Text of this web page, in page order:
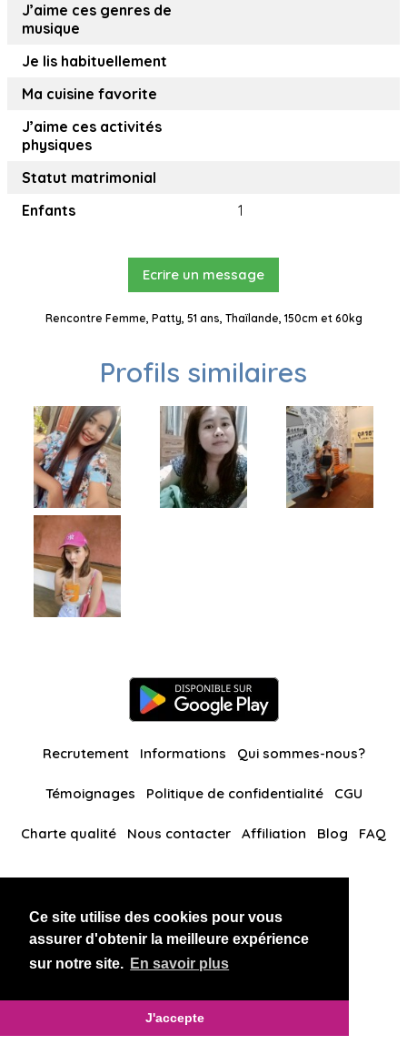
Ce site utilise des cookies pour vous
assurer d'obtenir la meilleure expérience
sur notre site. En savoir plus
J'accepte
J’aime ces genres de
musique
Je lis habituellement
Ma cuisine favorite
J’aime ces activités
physiques
Statut matrimonial
Enfants
1
Ecrire un message
Rencontre Femme, Patty, 51 ans, Thaïlande, 150cm et 60kg
Profils similaires
Recrutement Informations Qui sommes-nous?
Témoignages Politique de confidentialité CGU
Charte qualité Nous contacter Affiliation Blog FAQ
BlackAndBeauties RussianKisses